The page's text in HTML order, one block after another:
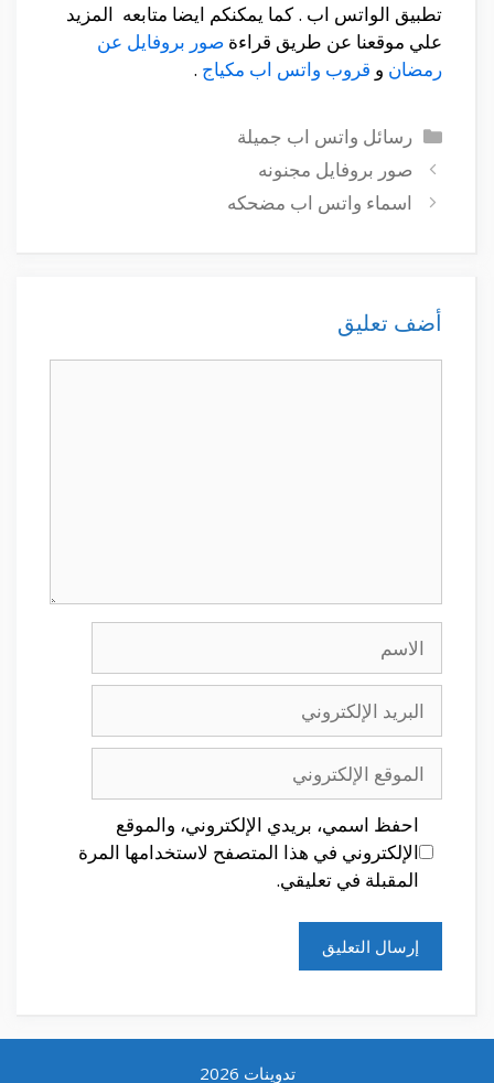
تطبيق الواتس اب . كما يمكنكم ايضا متابعه المزيد
علي موقعنا عن طريق قراءة صور بروفايل عن
رمضان و قروب واتس اب مكياج .
التصنيفات
رسائل واتس اب جميلة
صور بروفايل مجنونه
اسماء واتس اب مضحكه
أضف تعليق
الاسم
البريد
الإلكتروني
الموقع
الإلكتروني
احفظ اسمي، بريدي الإلكتروني، والموقع
الإلكتروني في هذا المتصفح لاستخدامها المرة
المقبلة في تعليقي.
تدوينات 2026